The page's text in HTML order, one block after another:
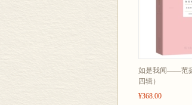
如是我闻——范
四辑）
¥368.00